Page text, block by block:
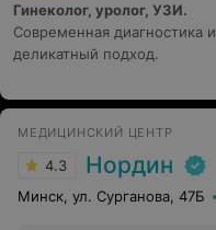
Гинеколог, уролог, УЗИ.
Современная диагностика и
деликатный подход.
МЕДИЦИНСКИЙ ЦЕНТР
4.3 Нордин
Минск, ул. Сурганова, 47Б